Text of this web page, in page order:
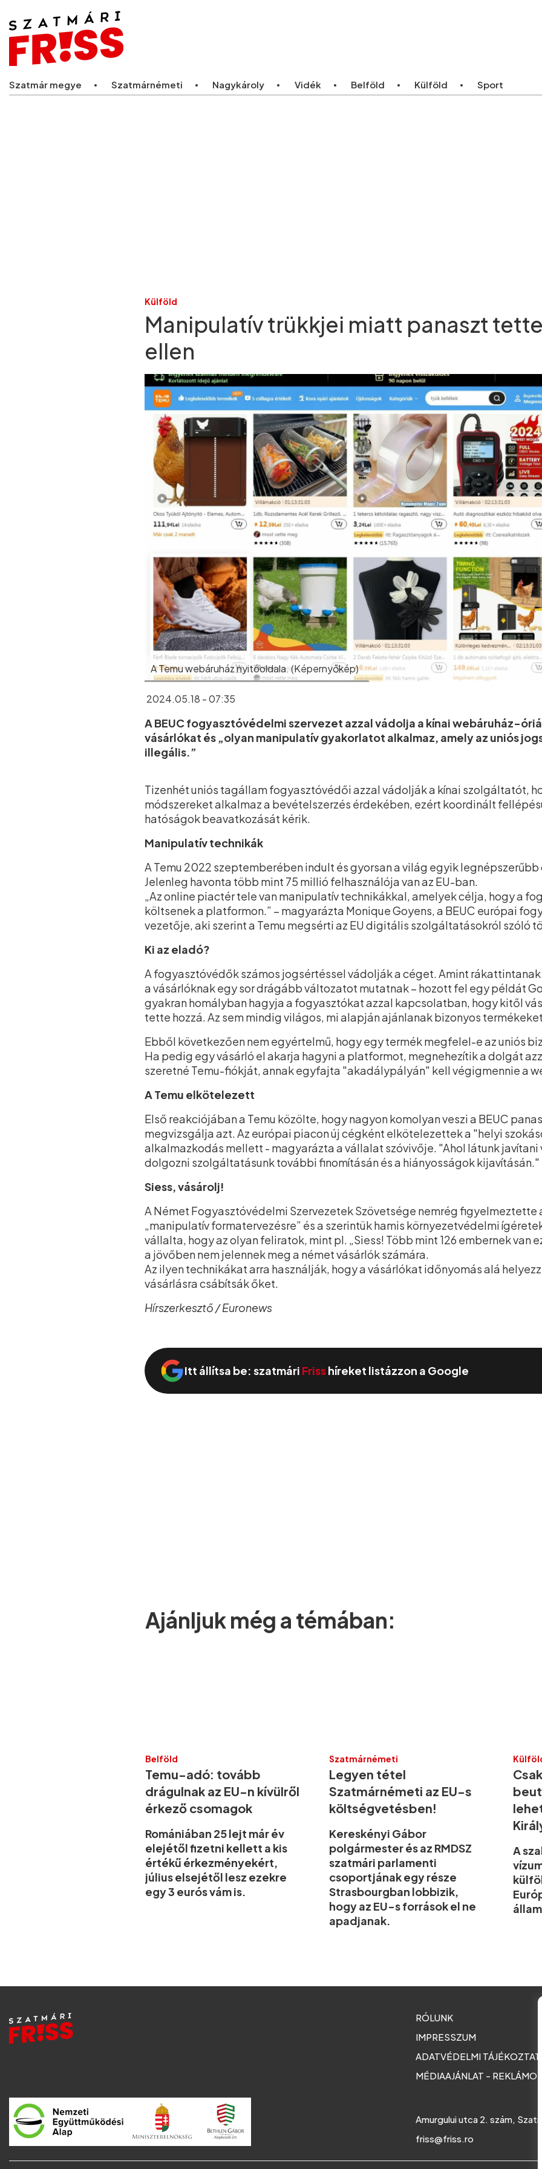
Szatmár megye Szatmárnémeti Nagykároly Vidék Belföld Külföld Sport
Külföld
Manipulatív trükkjei miatt panaszt
ellen
A Temu webáruház nyitóoldala. (Képernyőkép)
2024.05.18 - 07:35
A BEUC fogyasztóvédelmi szervezet azzal vádolja a kínai webáruház-
vásárlókat és „olyan manipulatív gyakorlatot alkalmaz, amely az uniós
illegális.”
Tizenhét uniós tagállam fogyasztóvédői azzal vádolják a kínai szolgáltatót,
módszereket alkalmaz a bevételszerzés érdekében, ezért koordinált
hatóságok beavatkozását kérik.
Manipulatív technikák
A Temu 2022 szeptemberében indult és gyorsan a világ egyik
Jelenleg havonta több mint 75 millió felhasználója van az EU-ban.
„Az online piactér tele van manipulatív technikákkal, amelyek célja, hogy a
költsenek a platformon.” – magyarázta Monique Goyens, a BEUC európai
vezetője, aki szerint a Temu megsérti az EU digitális szolgáltatásokról szóló
Ki az eladó?
A fogyasztóvédők számos jogsértéssel vádolják a céget. Amint
a vásárlóknak egy sor drágább változatot mutatnak – hozott fel egy példát
gyakran homályban hagyja a fogyasztókat azzal kapcsolatban, hogy kitől
tette hozzá. Az sem mindig világos, mi alapján ajánlanak bizonyos
Ebből következően nem egyértelmű, hogy egy termék megfelel-e az uniós
Ha pedig egy vásárló el akarja hagyni a platformot, megnehezítik a dolgát
szeretné Temu-fiókját, annak egyfajta "akadálypályán" kell végigmennie a
A Temu elkötelezett
Első reakciójában a Temu közölte, hogy nagyon komolyan veszi a BEUC
megvizsgálja azt. Az európai piacon új cégként elkötelezettek a "helyi
alkalmazkodás mellett - magyarázta a vállalat szóvivője. "Ahol látunk
dolgozni szolgáltatásunk további finomításán és a hiányosságok kijavításán."
Siess, vásárolj!
A Német Fogyasztóvédelmi Szervezetek Szövetsége nemrég figyelmeztette
„manipulatív formatervezésre” és a szerintük hamis környezetvédelmi
vállalta, hogy az olyan feliratok, mint pl. „Siess! Több mint 126 embernek van
a jövőben nem jelennek meg a német vásárlók számára.
Az ilyen technikákat arra használják, hogy a vásárlókat időnyomás alá
vásárlásra csábítsák őket.
Hírszerkesztő / Euronews
Itt állítsa be: szatmári Frisshíreket listázzon a Google
Ajánljuk még a témában:
Belföld
Temu-adó: tovább
drágulnak az EU-n kívülről
érkező csomagok
Romániában 25 lejt már év
elejétől fizetni kellett a kis
értékű érkezményekért,
július elsejétől lesz ezekre
egy 3 eurós vám is.
Szatmárnémeti
Legyen tétel
Szatmárnémeti az EU-s
költségvetésben!
Kereskényi Gábor
polgármester és az RMDSZ
szatmári parlamenti
csoportjának egy része
Strasbourgban lobbizik,
hogy az EU-s források el ne
apadjanak.
A
RÓLUNK
IMPRESSZUM
ADATVÉDELMI
MÉDIAAJÁNLAT -
Amurgului utca 2. szám,
friss@friss.ro